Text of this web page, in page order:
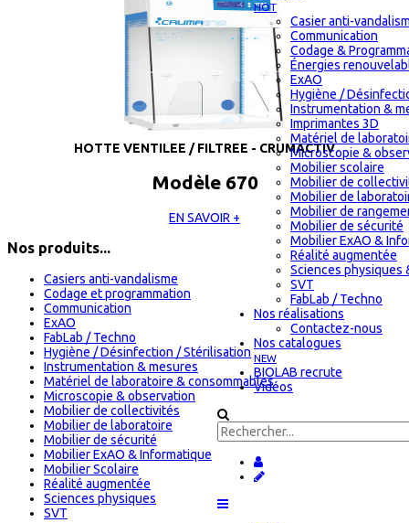
HOT
Casier anti-
Communication
Codage &
Énergies
ExAO
Hygiène /
Instrumentation &
Imprimantes 3D
Matériel de
Microscopie &
Mobilier scolaire
Mobilier de
Mobilier de
Mobilier de
Mobilier de sécurité
Mobilier ExAO &
Réalité augmentée
Sciences physiques
SVT
FabLab / Techno
Nos réalisations
Contactez-nous
Nos catalogues
NEW
BIOLAB recrute
Vidéos
HOTTE VENTILEE / FILTREE - CRUMACTIV
Modèle 670
EN SAVOIR +
Nos produits...
Casiers anti-vandalisme
Codage et programmation
Communication
ExAO
FabLab / Techno
Hygiène / Désinfection / Stérilisation
Instrumentation & mesures
Matériel de laboratoire & consommables
Microscopie & observation
Mobilier de collectivités
Mobilier de laboratoire
Mobilier de sécurité
Mobilier ExAO & Informatique
Mobilier Scolaire
Réalité augmentée
Sciences physiques
SVT